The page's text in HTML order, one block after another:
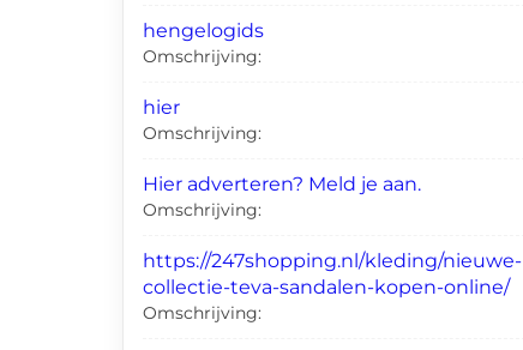
hengelogids
Omschrijving:
hier
Omschrijving:
Hier adverteren? Meld je aan.
Omschrijving:
https://247shopping.nl/kleding/nieuwe-
collectie-teva-sandalen-kopen-online/
Omschrijving: